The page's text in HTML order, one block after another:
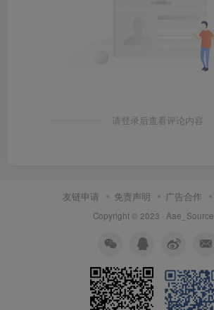
请登录后查看评论内容
友链申请 免责声明 广告合作
Copyright © 2023 · Aae_Source